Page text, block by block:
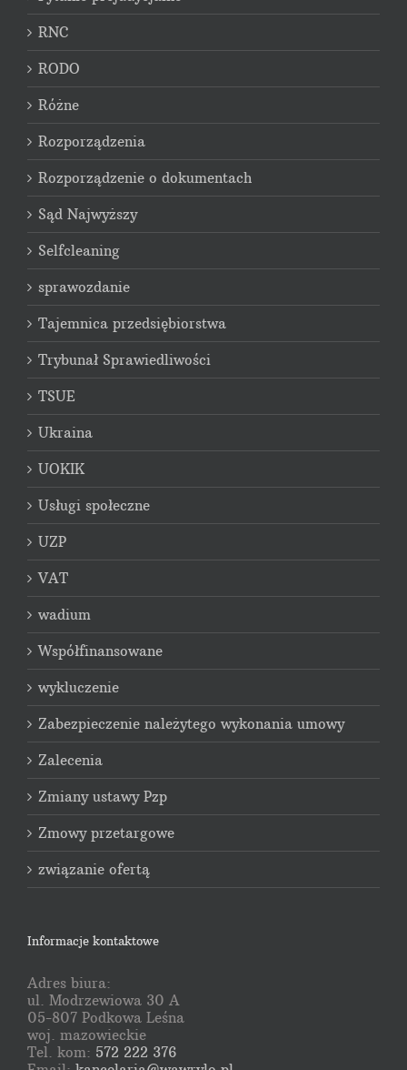
RNC
RODO
Różne
Rozporządzenia
Rozporządzenie o dokumentach
Sąd Najwyższy
Selfcleaning
sprawozdanie
Tajemnica przedsiębiorstwa
Trybunał Sprawiedliwości
TSUE
Ukraina
UOKIK
Usługi społeczne
UZP
VAT
wadium
Współfinansowane
wykluczenie
Zabezpieczenie należytego wykonania umowy
Zalecenia
Zmiany ustawy Pzp
Zmowy przetargowe
związanie ofertą
Informacje kontaktowe
Adres biura:
ul. Modrzewiowa 30 A
05-807 Podkowa Leśna
woj. mazowieckie
Tel. kom: 572 222 376